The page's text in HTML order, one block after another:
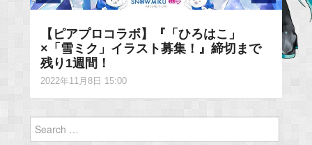
【ピアプロコラボ】『「ひろはこ」
×「雪ミク」イラスト募集！』締切まで
残り1週間！
2022年11月8日 15:00
for: